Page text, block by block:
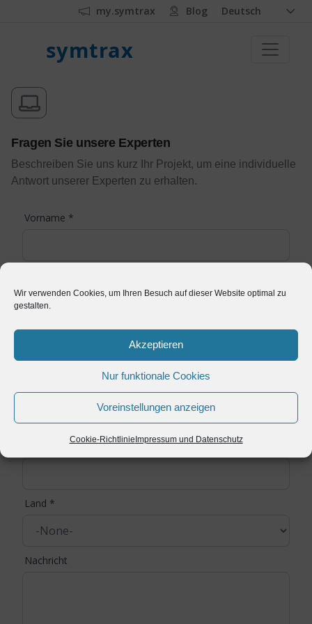
Wir verwenden Cookies, um Ihren Besuch auf dieser Website optimal zu
gestalten.
Akzeptieren
Nur funktionale Cookies
Voreinstellungen anzeigen
Cookie-RichtlinieImpressum und Datenschutz
my.symtrax Blog Deutsch
symtrax
Fragen Sie unsere Experten
Beschreiben Sie uns kurz Ihr Projekt, um eine individuelle
Antwort unserer Experten zu erhalten.
Vorname *
E-mail*
Telefonnummer*
Unternehmen*
Land *
Nachricht